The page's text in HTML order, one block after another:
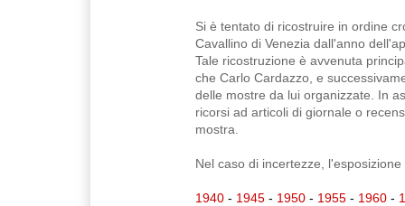
Si è tentato di ricostruire in ordine
Cavallino di Venezia dall'anno
Tale ricostruzione è avvenuta
che Carlo Cardazzo, e
delle mostre da lui organizzate. In
ricorsi ad articoli di giornale o
mostra.
Nel caso di incertezze,
1940 - 1945 - 1950 - 1955 - 1960 -